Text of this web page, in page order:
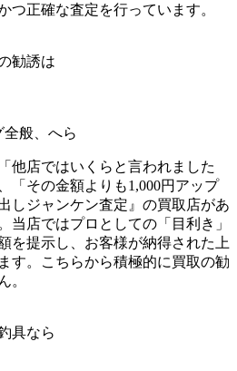
つ正確な査定を行っています。
勧誘は
全般、へら
他店ではいくらと言われました
「その金額よりも1,000円アップ
しジャンケン査定』の買取店があ
当店ではプロとしての「目利き」
を提示し、お客様が納得された上
す。こちらから積極的に買取の勧
。
具なら